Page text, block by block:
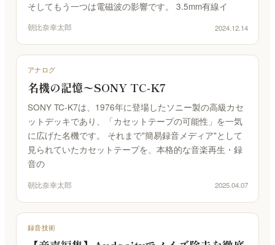
そしてもう一つは電磁波の影響です。 3.5mm有線イ
朝比奈幸太郎 2024.12.14
アナログ
名機の記憶〜SONY TC-K7
SONY TC-K7は、1976年に登場したソニー製の高級カセ
ットデッキであり、「カセットテープの可能性」を一気
に広げた名機です。 それまで"簡易録音メディア"として
見られていたカセットテープを、本格的な音楽再生・録
音の
朝比奈幸太郎 2025.04.07
録音技術